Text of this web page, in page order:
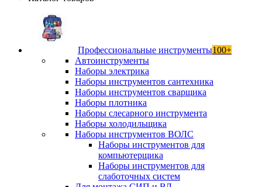
Профессиональные инструменты100+
Автоинструменты
Наборы электрика
Наборы инструментов сантехника
Наборы инструментов сварщика
Наборы плотника
Наборы слесарного инструмента
Наборы холодильщика
Наборы инструментов ВОЛС
Наборы инструментов для
компьютерщика
Наборы инструментов для
слаботочных систем